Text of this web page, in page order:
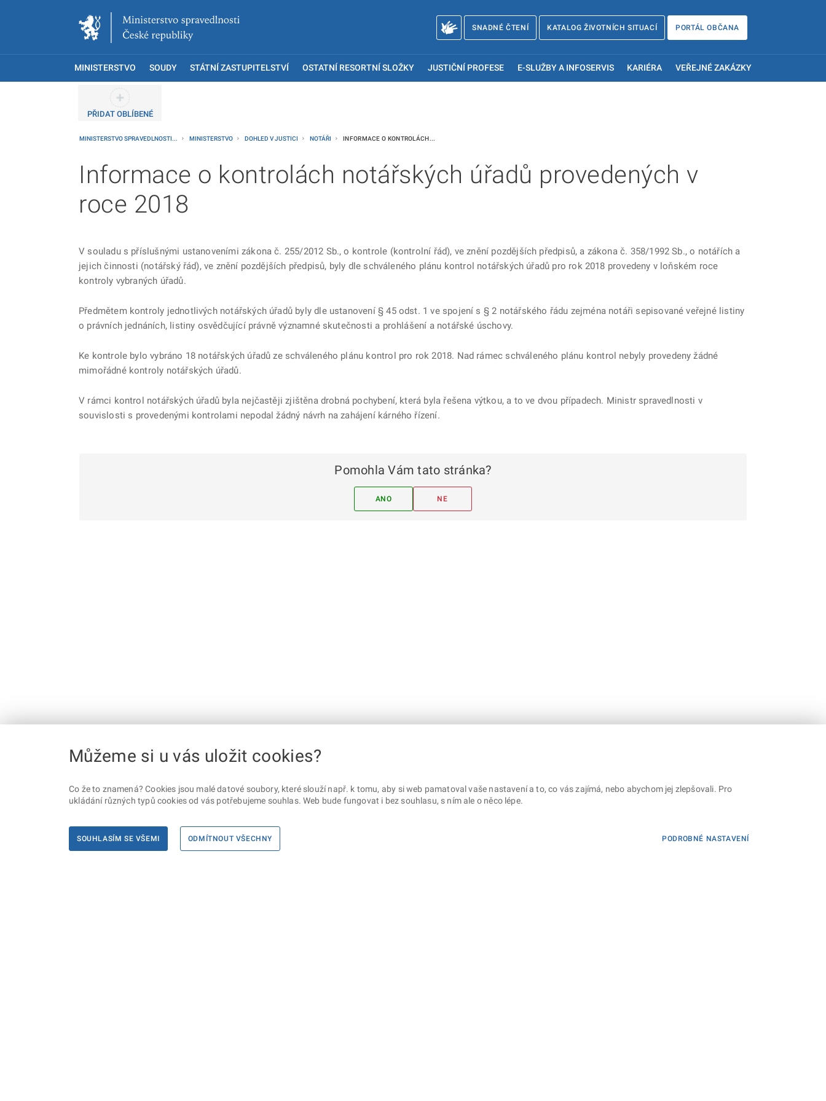
SNADNÉ ČTENÍ KATALOG ŽIVOTNÍCH SITUACÍ PORTÁL OBČANA
MINISTERSTVO SOUDY STÁTNÍ ZASTUPITELSTVÍ OSTATNÍ RESORTNÍ SLOŽKY JUSTIČNÍ PROFESE E-SLUŽBY A INFOSERVIS KARIÉRA VEŘEJNÉ ZAKÁZKY
PŘIDAT OBLÍBENÉ
MINISTERSTVO SPRAVEDLNOSTI... MINISTERSTVO DOHLED V JUSTICI NOTÁŘI INFORMACE O KONTROLÁCH...
Informace o kontrolách notářských úřadů provedených v
roce 2018
V souladu s příslušnými ustanoveními zákona č. 255/2012 Sb., o kontrole (kontrolní řád), ve znění pozdějších předpisů, a zákona č. 358/1992 Sb., o notářích a
jejich činnosti (notářský řád), ve znění pozdějších předpisů, byly dle schváleného plánu kontrol notářských úřadů pro rok 2018 provedeny v loňském roce
kontroly vybraných úřadů.
Předmětem kontroly jednotlivých notářských úřadů byly dle ustanovení § 45 odst. 1 ve spojení s § 2 notářského řádu zejména notáři sepisované veřejné listiny
o právních jednáních, listiny osvědčující právně významné skutečnosti a prohlášení a notářské úschovy.
Ke kontrole bylo vybráno 18 notářských úřadů ze schváleného plánu kontrol pro rok 2018. Nad rámec schváleného plánu kontrol nebyly provedeny žádné
mimořádné kontroly notářských úřadů.
V rámci kontrol notářských úřadů byla nejčastěji zjištěna drobná pochybení, která byla řešena výtkou, a to ve dvou případech. Ministr spravedlnosti v
souvislosti s provedenými kontrolami nepodal žádný návrh na zahájení kárného řízení.
Pomohla Vám tato stránka?
ANO NE
Můžeme si u vás uložit cookies?
Co že to znamená? Cookies jsou malé datové soubory, které slouží např. k tomu, aby si web pamatoval vaše nastavení a to, co vás zajímá, nebo abychom jej zlepšovali. Pro
ukládání různých typů cookies od vás potřebujeme souhlas. Web bude fungovat i bez souhlasu, s ním ale o něco lépe.
SOUHLASÍM SE VŠEMI ODMÍTNOUT VŠECHNY PODROBNÉ NASTAVENÍ